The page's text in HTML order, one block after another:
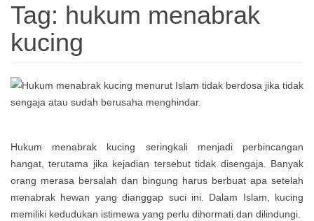
Tag: hukum menabrak
kucing
Hukum menabrak kucing seringkali menjadi perbincangan
hangat, terutama jika kejadian tersebut tidak disengaja. Banyak
orang merasa bersalah dan bingung harus berbuat apa setelah
menabrak hewan yang dianggap suci ini. Dalam Islam, kucing
memiliki kedudukan istimewa yang perlu dihormati dan dilindungi.